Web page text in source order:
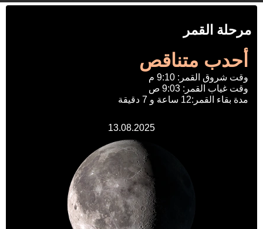
مرحلة القمر
أحدب متناقص
وقت شروق القمر: 9:10 م
وقت غياب القمر: 9:03 ص
مدة بقاء القمر:12 ساعة و 7 دقيقة
13.08.2025